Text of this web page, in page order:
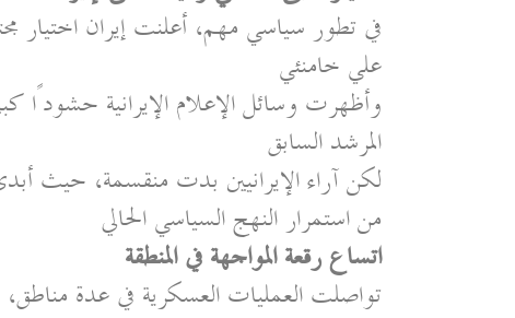
في تطور سياسي مهم، أعلنت إيران اختيار
علي خامنئي
وأظهرت وسائل الإعلام الإيرانية حشودًا
المرشد السابق
لكن آراء الإيرانيين بدت منقسمة، حيث
من استمرار النهج السياسي الحالي
اتساع رقعة المواجهة في المنطقة
تواصلت العمليات العسكرية في عدة